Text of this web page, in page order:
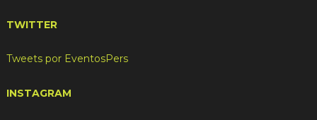
TWITTER
Tweets por EventosPers
INSTAGRAM